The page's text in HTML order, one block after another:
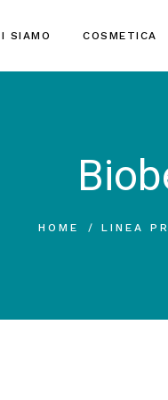
SIAMO COSMETICA
HOME LINEA